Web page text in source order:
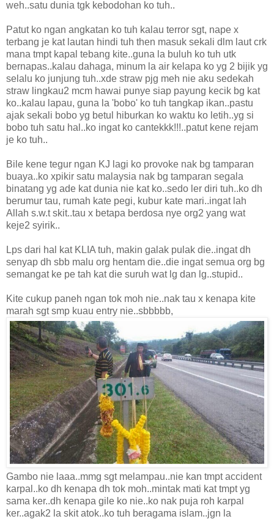
weh..satu dunia tgk kebodohan ko tuh..
Patut ko ngan angkatan ko tuh kalau terror sgt, nape x
terbang je kat lautan hindi tuh then masuk sekali dlm laut crk
mana tmpt kapal tebang kite..guna la buluh ko tuh utk
bernapas..kalau dahaga, minum la air kelapa ko yg 2 bijik yg
selalu ko junjung tuh..xde straw pjg meh nie aku sedekah
straw lingkau2 mcm hawai punye siap payung kecik bg kat
ko..kalau lapau, guna la 'bobo' ko tuh tangkap ikan..pastu
ajak sekali bobo yg betul hiburkan ko waktu ko letih..yg si
bobo tuh satu hal..ko ingat ko cantekkk!!!..patut kene rejam
je ko tuh..
Bile kene tegur ngan KJ lagi ko provoke nak bg tamparan
buaya..ko xpikir satu malaysia nak bg tamparan segala
binatang yg ade kat dunia nie kat ko..sedo ler diri tuh..ko dh
berumur tau, rumah kate pegi, kubur kate mari..ingat lah
Allah s.w.t skit..tau x betapa berdosa nye org2 yang wat
keje2 syirik..
Lps dari hal kat KLIA tuh, makin galak pulak die..ingat dh
senyap dh sbb malu org hentam die..die ingat semua org bg
semangat ke pe tah kat die suruh wat lg dan lg..stupid..
Kite cukup paneh ngan tok moh nie..nak tau x kenapa kite
marah sgt smp kuau entry nie..sbbbbb,
Gambo nie laaa..mmg sgt melampau..nie kan tmpt accident
karpal..ko dh kenapa dh tok moh..mintak mati kat tmpt yg
sama ker..dh kenapa gile ko nie..ko nak puja roh karpal
ker..agak2 la skit atok..ko tuh beragama islam..jgn la